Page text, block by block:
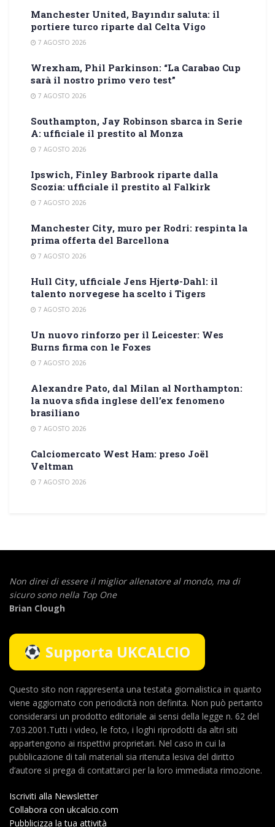
Manchester United, Bayındır saluta: il
portiere turco riparte dal Celta Vigo
7 AGOSTO 2026
Wrexham, Phil Parkinson: “La Carabao Cup
sarà il nostro primo vero test”
7 AGOSTO 2026
Southampton, Jay Robinson sbarca in Serie
A: ufficiale il prestito al Monza
7 AGOSTO 2026
Ipswich, Finley Barbrook riparte dalla
Scozia: ufficiale il prestito al Falkirk
7 AGOSTO 2026
Manchester City, muro per Rodri: respinta la
prima offerta del Barcellona
7 AGOSTO 2026
Hull City, ufficiale Jens Hjertø-Dahl: il
talento norvegese ha scelto i Tigers
7 AGOSTO 2026
Un nuovo rinforzo per il Leicester: Wes
Burns firma con le Foxes
7 AGOSTO 2026
Alexandre Pato, dal Milan al Northampton:
la nuova sfida inglese dell’ex fenomeno
brasiliano
7 AGOSTO 2026
Calciomercato West Ham: preso Joël
Veltman
7 AGOSTO 2026
Non direi di essere il miglior allenatore al mondo, ma di
sicuro sono nella Top One
Brian Clough
Supporta UKCALCIO
Questo sito non rappresenta una testata giornalistica in quanto
viene aggiornato con periodicità non definita. Non può pertanto
considerarsi un prodotto editoriale ai sensi della legge n. 62 del
7.03.2001.Tutti i video, le foto, i loghi riprodotti da altri siti
appartengono ai rispettivi proprietari. Nel caso in cui la
pubblicazione di tali materiali sia ritenuta lesiva del diritto
d’autore si prega di contattarci per la loro immediata rimozione.
Iscriviti alla Newsletter
Collabora con ukcalcio.com
Pubblicizza la tua attività